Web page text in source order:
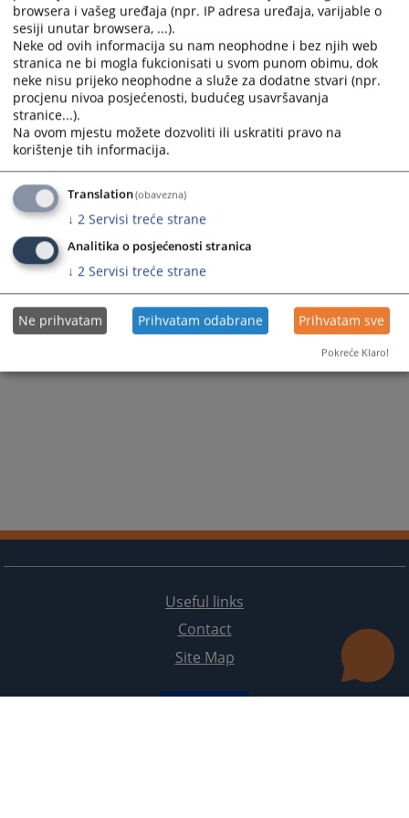
Files
HJPC 2023 ANNUAL REPORT
408VIEWS
Useful links
Contact
Site Map
browsera i vašeg uređaja (npr. IP adresa uređaja, varijable o
sesiji unutar browsera, ...).
Neke od ovih informacija su nam neophodne i bez njih web
stranica ne bi mogla fukcionisati u svom punom obimu, dok
neke nisu prijeko neophodne a služe za dodatne stvari (npr.
procjenu nivoa posjećenosti, budućeg usavršavanja
stranice...).
Na ovom mjestu možete dozvoliti ili uskratiti pravo na
korištenje tih informacija.
Translation(obavezna)
↓ 2 Servisi treće strane
Analitika o posjećenosti stranica
↓ 2 Servisi treće strane
Ne prihvatam Prihvatam odabrane Prihvatam sve
Pokreće Klaro!